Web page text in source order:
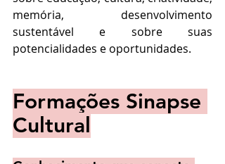
memória, desenvolvimento
sustentável e sobre suas
potencialidades e oportunidades.
Formações Sinapse
Cultural